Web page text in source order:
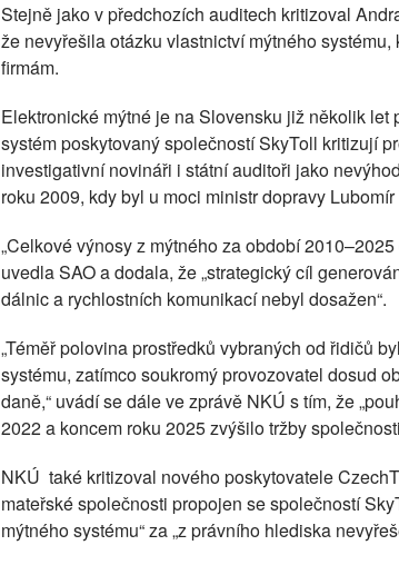
Stejně jako v předchozích auditech kritizoval
že nevyřešila otázku vlastnictví mýtného
firmám.
Elektronické mýtné je na Slovensku již několik
systém poskytovaný společností SkyToll kritizují
investigativní novináři i státní auditoři jako
roku 2009, kdy byl u moci ministr dopravy
„Celkové výnosy z mýtného za období
uvedla SAO a dodala, že „strategický cíl
dálnic a rychlostních komunikací nebyl dosažen“.
„Téměř polovina prostředků vybraných od řidičů
systému, zatímco soukromý provozovatel dosud
daně,“ uvádí se dále ve zprávě NKÚ s tím, že
2022 a koncem roku 2025 zvýšilo tržby
NKÚ také kritizoval nového poskytovatele
mateřské společnosti propojen se společností
mýtného systému“ za „z právního hlediska